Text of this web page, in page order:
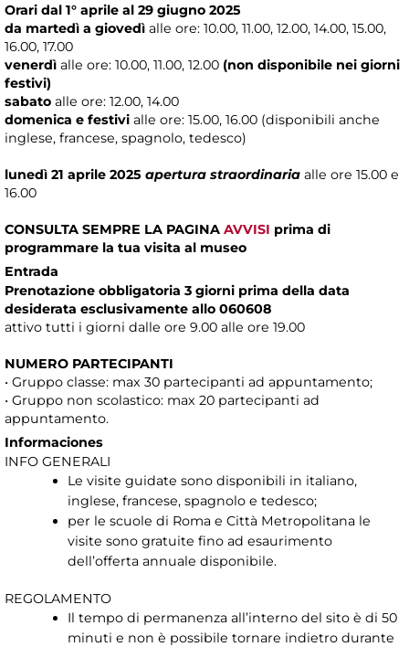
Orari dal 1° aprile al 29 giugno 2025
da martedì a giovedì alle ore: 10.00, 11.00, 12.00, 14.00, 15.00,
16.00, 17.00
venerdì alle ore: 10.00, 11.00, 12.00 (non disponibile nei giorni
festivi)
sabato alle ore: 12.00, 14.00
domenica e festivi alle ore: 15.00, 16.00 (disponibili anche
inglese, francese, spagnolo, tedesco)
lunedì 21 aprile 2025 apertura straordinaria alle ore 15.00 e
16.00
CONSULTA SEMPRE LA PAGINA AVVISI prima di
programmare la tua visita al museo
Entrada
Prenotazione obbligatoria 3 giorni prima della data
desiderata esclusivamente allo 060608
attivo tutti i giorni dalle ore 9.00 alle ore 19.00
NUMERO PARTECIPANTI
• Gruppo classe: max 30 partecipanti ad appuntamento;
• Gruppo non scolastico: max 20 partecipanti ad
appuntamento.
Informaciones
INFO GENERALI
Le visite guidate sono disponibili in italiano,
inglese, francese, spagnolo e tedesco;
per le scuole di Roma e Città Metropolitana le
visite sono gratuite fino ad esaurimento
dell’offerta annuale disponibile.
REGOLAMENTO
Il tempo di permanenza all’interno del sito è di 50
minuti e non è possibile tornare indietro durante